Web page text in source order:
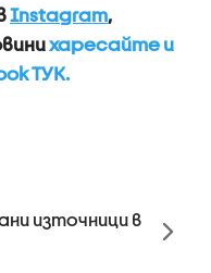
Instagram,
харесайте и
ТУК.
източници в